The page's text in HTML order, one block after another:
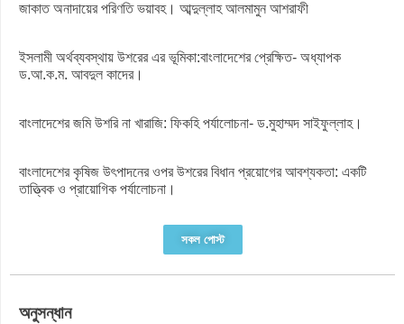
জাকাত অনাদায়ের পরিণতি ভয়াবহ। আব্দুল্লাহ আলমামুন আশরাফী
ইসলামী অর্থব্যবস্থায় উশরের এর ভূমিকা:বাংলাদেশের প্রেক্ষিত- অধ্যাপক
ড.আ.ক.ম. আবদুল কাদের।
বাংলাদেশের জমি উশরি না খারাজি: ফিকহি পর্যালোচনা- ড.মুহাম্মদ সাইফুল্লাহ।
বাংলাদেশের কৃষিজ উৎপাদনের ওপর উশরের বিধান প্রয়োগের আবশ্যকতা: একটি
তাত্ত্বিক ও প্রায়োগিক পর্যালোচনা।
সকল পোস্ট
অনুসন্ধান